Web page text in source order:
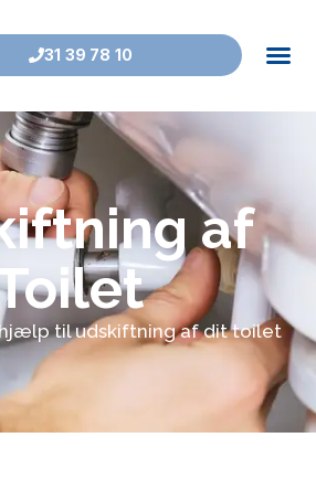
31 39 78 10
af
hjælp til udskiftning af dit toilet